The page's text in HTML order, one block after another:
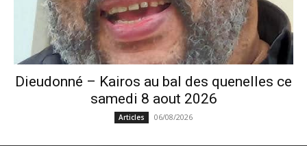
Dieudonné – Kairos au bal des quenelles ce
samedi 8 aout 2026
Articles 06/08/2026